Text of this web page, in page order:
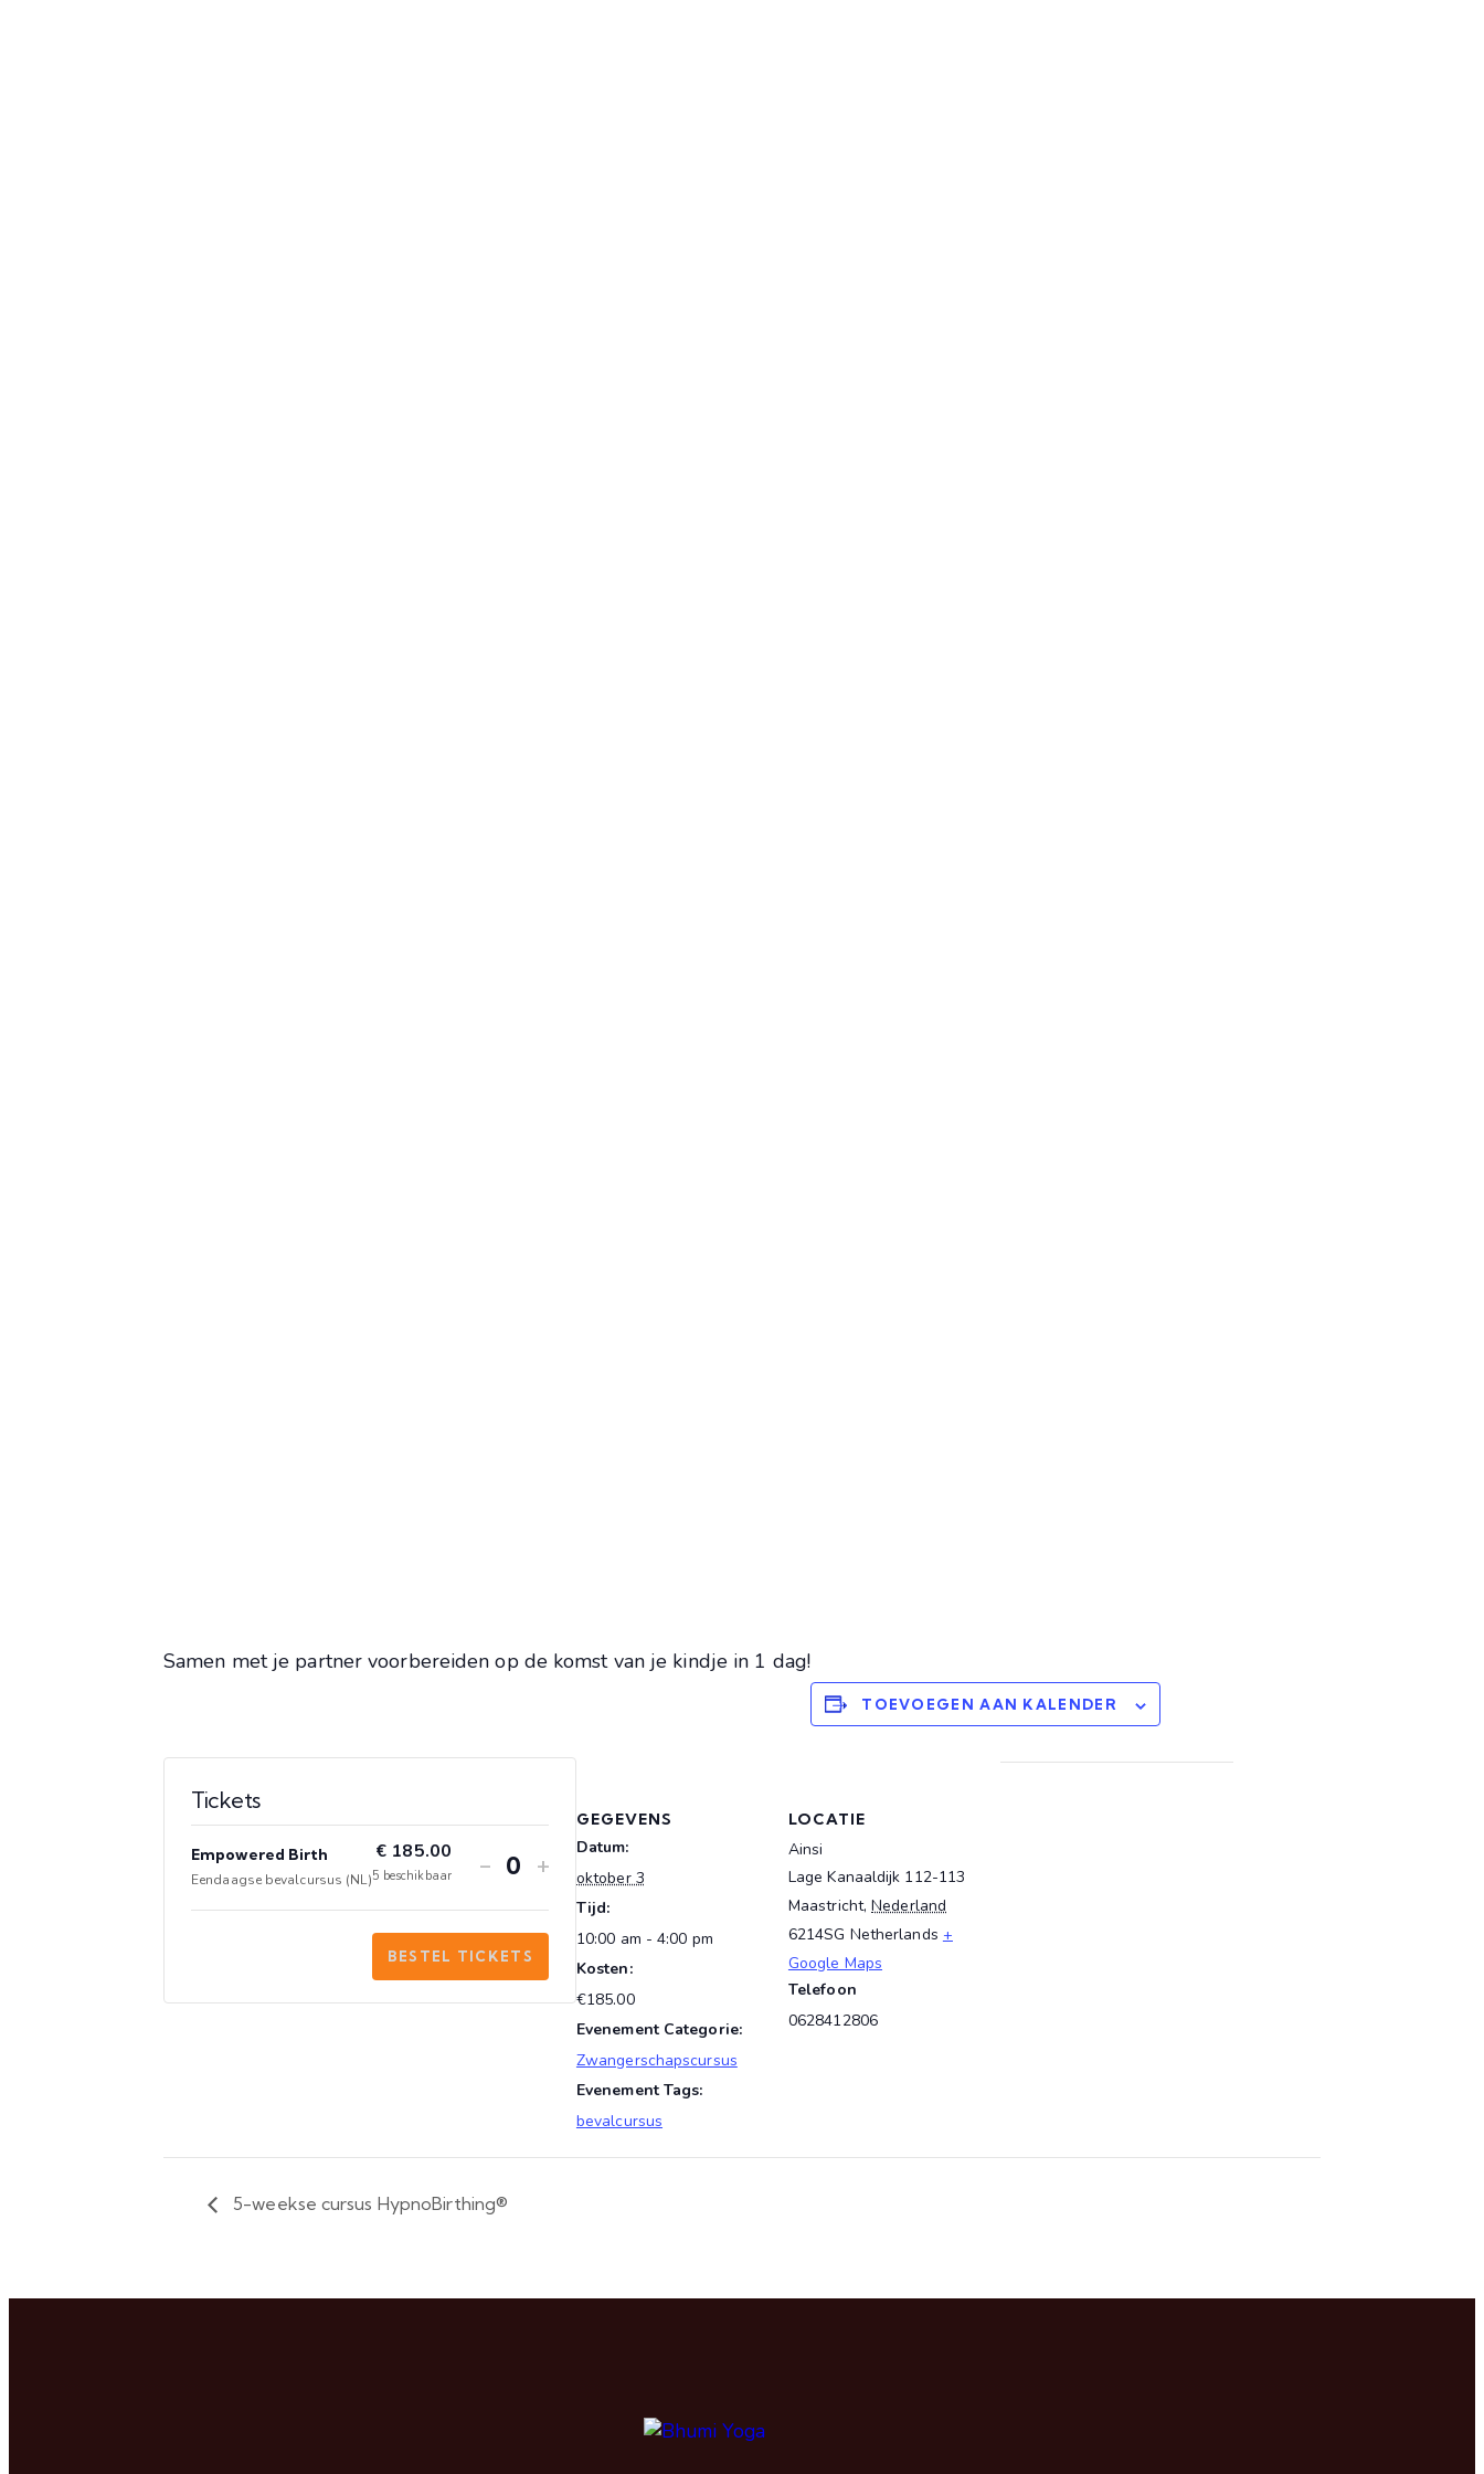
Samen met je partner voorbereiden op de komst van je kindje in 1 dag!
TOEVOEGEN AAN KALENDER
GEGEVENS
Datum:
oktober 3
Tijd:
10:00 am - 4:00 pm
Kosten:
€185.00
Evenement Categorie:
Zwangerschapscursus
Evenement Tags:
bevalcursus
LOCATIE
Ainsi
Lage Kanaaldijk 112-113
Maastricht, Nederland
6214SG Netherlands +
Google Maps
Telefoon
0628412806
Tickets
Empowered Birth
Eendaagse bevalcursus (NL)
€ 185.00
5 beschikbaar - Hoeveelheid
+
BESTEL TICKETS
5-weekse cursus HypnoBirthing®